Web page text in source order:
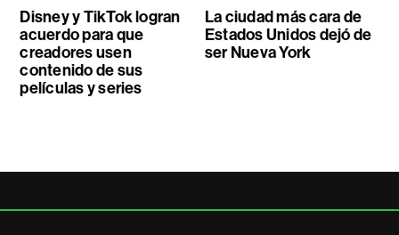
Disney y TikTok logran
acuerdo para que
creadores usen
contenido de sus
películas y series
La ciudad más cara de
Estados Unidos dejó de
ser Nueva York